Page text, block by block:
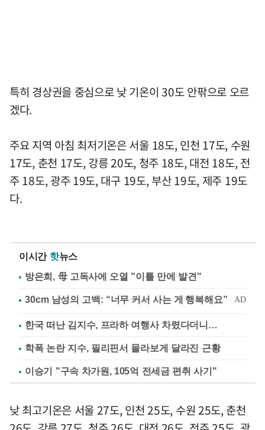
특히 경상권을 중심으로 낮 기온이 30도 안팎으로 오르
겠다.
주요 지역 아침 최저기온은 서울 18도, 인천 17도, 수원
17도, 춘천 17도, 강릉 20도, 청주 18도, 대전 18도, 전
주 18도, 광주 19도, 대구 19도, 부산 19도, 제주 19도
다.
이시간 핫뉴스
방은희, 母 고독사에 오열 "이틀 만에 발견"
한국 떠난 김지수, 프라하 여행사 차렸다더니…
학폭 논란 지수, 필리핀서 몰라보게 달라진 근황
이승기 "구속 차가원, 105억 전세금 편취 사기"
낮 최고기온은 서울 27도, 인천 25도, 수원 25도, 춘천